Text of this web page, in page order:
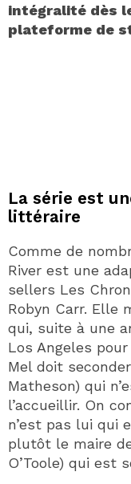
intégralité dès
plateforme de
La série est
littéraire
Comme de
River est une
sellers Les
Robyn Carr. Elle
qui, suite à une
Los Angeles
Mel doit
Matheson) qui
l’accueillir. On
n’est pas lui qui
plutôt le maire
O’Toole) qui est